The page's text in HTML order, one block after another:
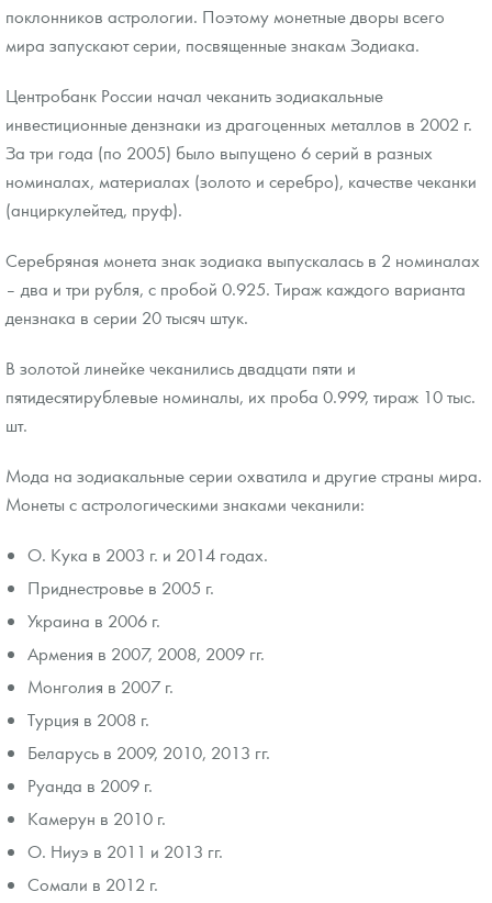
поклонников астрологии. Поэтому монетные дворы всего
мира запускают серии, посвященные знакам Зодиака.
Центробанк России начал чеканить зодиакальные
инвестиционные дензнаки из драгоценных металлов в 2002 г.
За три года (по 2005) было выпущено 6 серий в разных
номиналах, материалах (золото и серебро), качестве чеканки
(анциркулейтед, пруф).
Серебряная монета знак зодиака выпускалась в 2 номиналах
– два и три рубля, с пробой 0.925. Тираж каждого варианта
дензнака в серии 20 тысяч штук.
В золотой линейке чеканились двадцати пяти и
пятидесятирублевые номиналы, их проба 0.999, тираж 10 тыс.
шт.
Мода на зодиакальные серии охватила и другие страны мира.
Монеты с астрологическими знаками чеканили:
О. Кука в 2003 г. и 2014 годах.
Приднестровье в 2005 г.
Украина в 2006 г.
Армения в 2007, 2008, 2009 гг.
Монголия в 2007 г.
Турция в 2008 г.
Беларусь в 2009, 2010, 2013 гг.
Руанда в 2009 г.
Камерун в 2010 г.
О. Ниуэ в 2011 и 2013 гг.
Сомали в 2012 г.